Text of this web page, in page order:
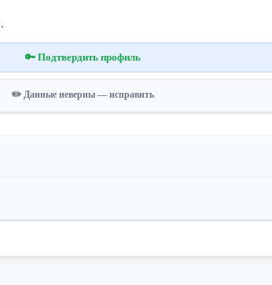
🔑 Подтвердить профиль
✏️ Данные неверны — исправить